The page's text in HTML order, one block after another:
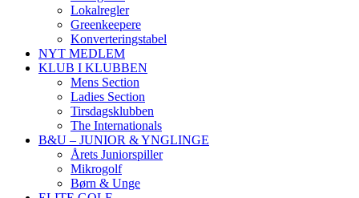
Lokalregler
Greenkeepere
Konverteringstabel
NYT MEDLEM
KLUB I KLUBBEN
Mens Section
Ladies Section
Tirsdagsklubben
The Internationals
B&U – JUNIOR & YNGLINGE
Årets Juniorspiller
Mikrogolf
Børn & Unge